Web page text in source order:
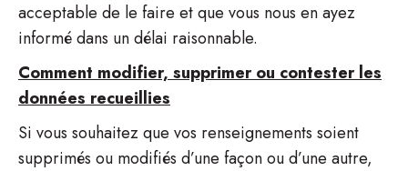
acceptable de le faire et que vous nous en ayez
informé dans un délai raisonnable.
Comment modifier, supprimer ou contester les
données recueillies
Si vous souhaitez que vos renseignements soient
supprimés ou modifiés d’une façon ou d’une autre,